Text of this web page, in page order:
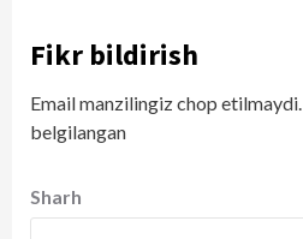
Fikr bildirish
Email manzilingiz chop etilmaydi.
belgilangan
Sharh